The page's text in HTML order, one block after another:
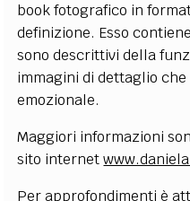
book fotografico in
definizione. Esso
sono descrittivi della
immagini di dettaglio
emozionale.
Maggiori informazioni
sito internet
Per approfondimenti è